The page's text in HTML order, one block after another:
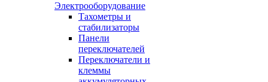
Электрооборудование
Тахометры и
стабилизаторы
Панели
переключателей
Переключатели и
клеммы